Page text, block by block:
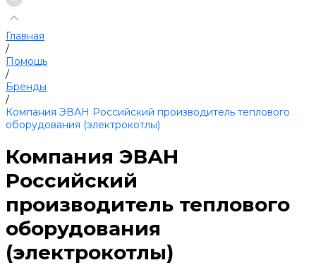
Главная
/
Помощь
/
Бренды
/
Компания ЭВАН Российский производитель теплового
оборудования (электрокотлы)
Компания ЭВАН
Российский
производитель теплового
оборудования
(электрокотлы)